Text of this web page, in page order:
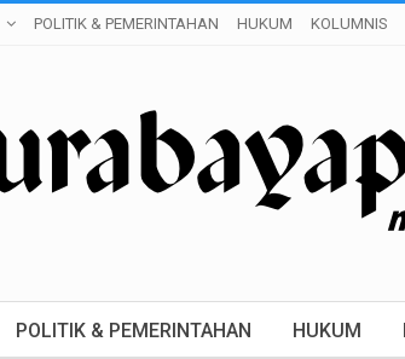
POLITIK & PEMERINTAHAN HUKUM KOLUMNIS
POLITIK & PEMERINTAHAN HUKUM